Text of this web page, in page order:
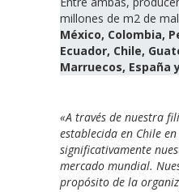
millones de m2 de
México, Colombia,
Ecuador, Chile,
Marruecos, España
«A través de nuestra
establecida en Chile
significativamente
mercado mundial.
propósito de la